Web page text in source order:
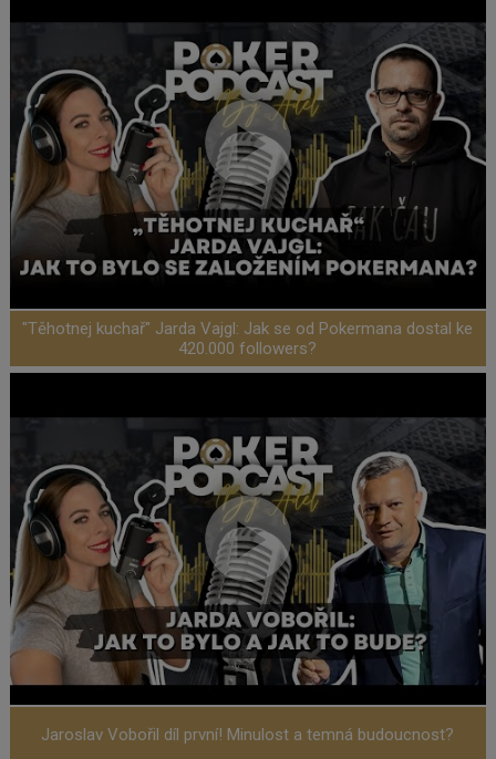
"Těhotnej kuchař" Jarda Vajgl: Jak se od Pokermana dostal ke
420.000 followers?
Jaroslav Vobořil díl první! Minulost a temná budoucnost?